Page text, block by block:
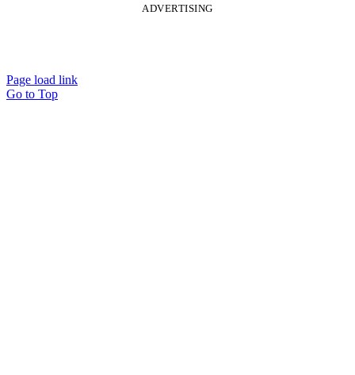
ADVERTISING
Page load link
Go to Top